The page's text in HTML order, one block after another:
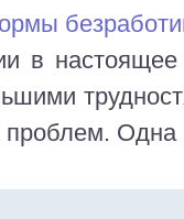
в
проблем.